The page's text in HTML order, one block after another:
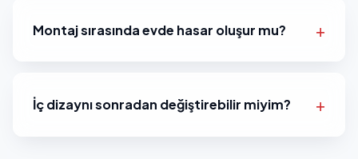
Montaj sırasında evde hasar oluşur mu?
İç dizaynı sonradan değiştirebilir miyim?